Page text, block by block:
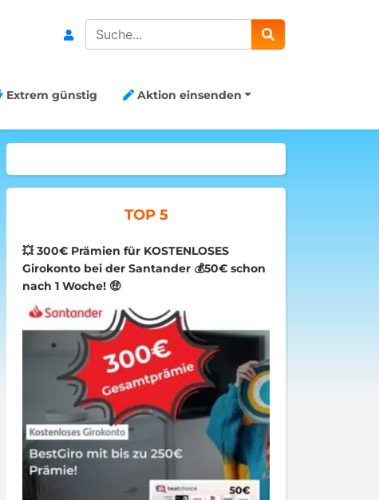
Search
Extrem günstig Aktion einsenden
TOP 5
💥 300€ Prämien für KOSTENLOSES
Girokonto bei der Santander 💰50€ schon
nach 1 Woche! 🤑